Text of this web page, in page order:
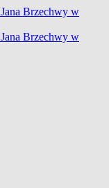
Brzechwy w